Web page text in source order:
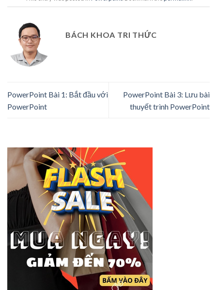
BÁCH KHOA TRI THỨC
PowerPoint Bài 1: Bắt đầu với
PowerPoint
PowerPoint Bài 3: Lưu bài
thuyết trình PowerPoint